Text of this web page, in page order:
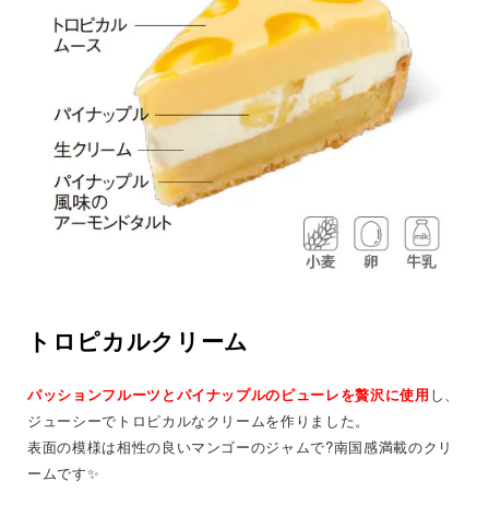
トロピカルクリーム
パッションフルーツとパイナップルのピューレを贅沢に使用 し、
ジューシーでトロピカルなクリームを作りました。
表面の模様は相性の良いマンゴーのジャムで?南国感満載のクリ
ームです✨